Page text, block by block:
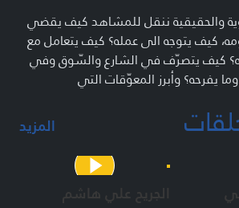
والحقيقية ننقل للمشاهد كيف يقضي
كيف يتوجه الى عمله؟ كيف يتعامل مع
كيف يتصرّف في الشارع والسّوق وفي
يفرحه؟ وأبرز المعوّقات التي
المقرّبين منه من خلال مقابلات بسيطة
على الاعداد ومنتج : رشا المذبوح
المزيد
الجريح علي هاشم